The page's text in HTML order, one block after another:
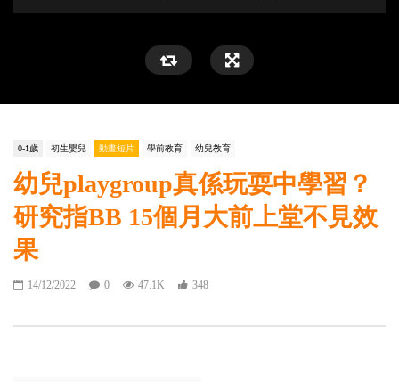
0-1歲 初生嬰兒 動畫短片 學前教育 幼兒教育
幼兒playgroup真係玩耍中學習？
研究指BB 15個月大前上堂不見效
果
14/12/2022 0 47.1K 348